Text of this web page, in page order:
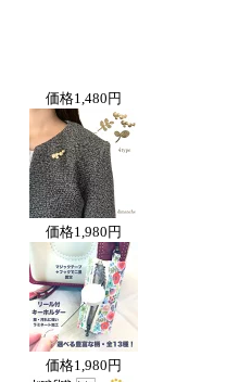
価格1,480円
価格1,980円
価格1,980円